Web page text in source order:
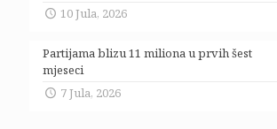
10 Jula, 2026
Partijama blizu 11 miliona u prvih šest
mjeseci
7 Jula, 2026